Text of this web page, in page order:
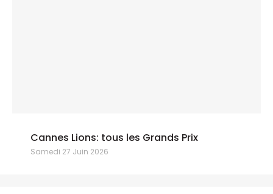
Cannes Lions: tous les Grands Prix
Samedi 27 Juin 2026